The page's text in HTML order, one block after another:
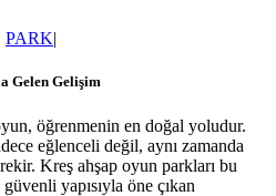
PARK|
Gelen Gelişim
öğrenmenin en doğal yoludur.
eğlenceli değil, aynı zamanda
Kreş ahşap oyun parkları bu
yapısıyla öne çıkan